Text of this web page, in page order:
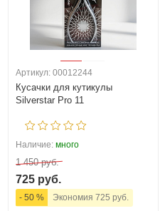
Артикул: 00012244
Кусачки для кутикулы
Silverstar Pro 11
Наличие: много
1 450 руб.
725 руб.
- 50 % Экономия 725 руб.